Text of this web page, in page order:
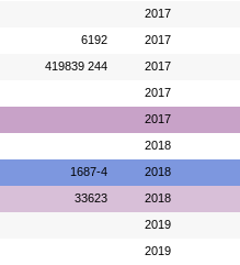
2017
6192 2017
419839 244 2017
2017
2017
2018
1687-4 2018
33623 2018
2019
2019